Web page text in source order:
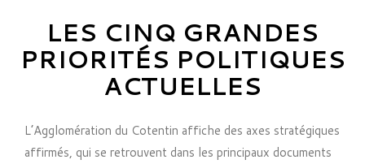
LES CINQ GRANDES
PRIORITÉS POLITIQUES
ACTUELLES
L’Agglomération du Cotentin affiche des axes stratégiques
affirmés, qui se retrouvent dans les principaux documents